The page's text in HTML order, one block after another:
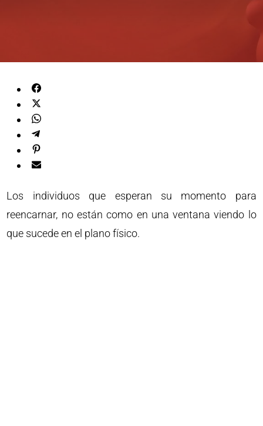
Los individuos que esperan su momento para
reencarnar, no están como en una ventana viendo lo
que sucede en el plano físico.